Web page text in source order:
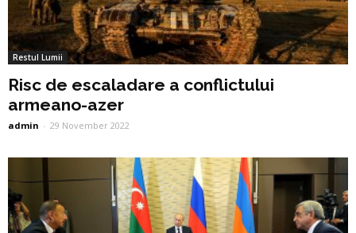
Restul Lumii
Risc de escaladare a conflictului
armeano-azer
admin - 29 November 2022